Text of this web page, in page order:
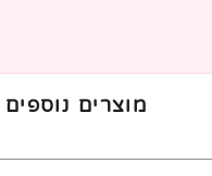
מוצרים נוספים